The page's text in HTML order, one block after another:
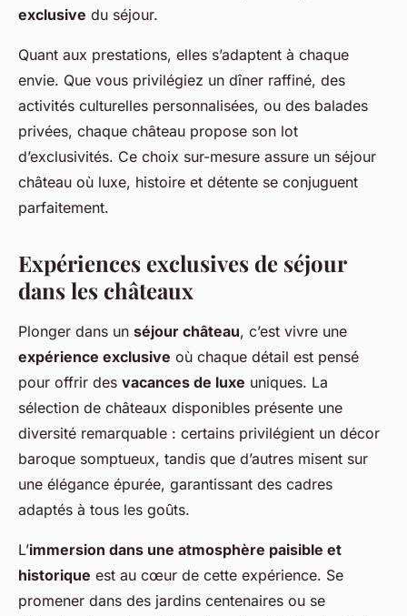
exclusive du séjour.
Quant aux prestations, elles s’adaptent à chaque
envie. Que vous privilégiez un dîner raffiné, des
activités culturelles personnalisées, ou des balades
privées, chaque château propose son lot
d’exclusivités. Ce choix sur-mesure assure un séjour
château où luxe, histoire et détente se conjuguent
parfaitement.
Expériences exclusives de séjour
dans les châteaux
Plonger dans un séjour château, c’est vivre une
expérience exclusive où chaque détail est pensé
pour offrir des vacances de luxe uniques. La
sélection de châteaux disponibles présente une
diversité remarquable : certains privilégient un décor
baroque somptueux, tandis que d’autres misent sur
une élégance épurée, garantissant des cadres
adaptés à tous les goûts.
L’immersion dans une atmosphère paisible et
historique est au cœur de cette expérience. Se
promener dans des jardins centenaires ou se